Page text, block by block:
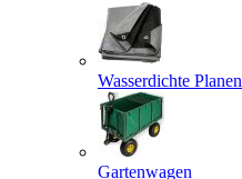
Wasserdichte Planen
Gartenwagen